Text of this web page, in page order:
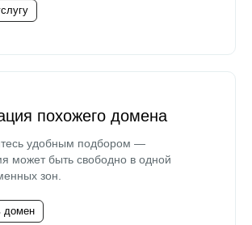
похожего домена
удобным подбором —
может быть свободно в одной
зон.
домен